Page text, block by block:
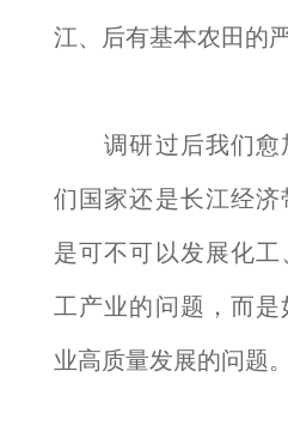
江、后有基本农田的
调研过后我们愈
们国家还是长江经
是可不可以发展化
工产业的问题，而
业高质量发展的问题。